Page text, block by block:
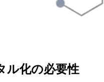
ル化の必要性